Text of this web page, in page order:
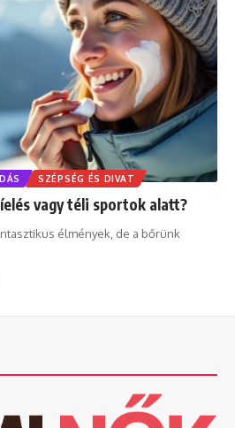
SZÉPSÉG ÉS DIVAT
vagy téli sportok alatt?
élmények, de a bőrünk